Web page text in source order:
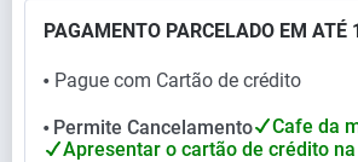
PAGAMENTO PARCELADO EM ATÉ
⬤ Pague com Cartão de crédito
⬤ Permite Cancelamento Cafe da
Apresentar o cartão de crédito